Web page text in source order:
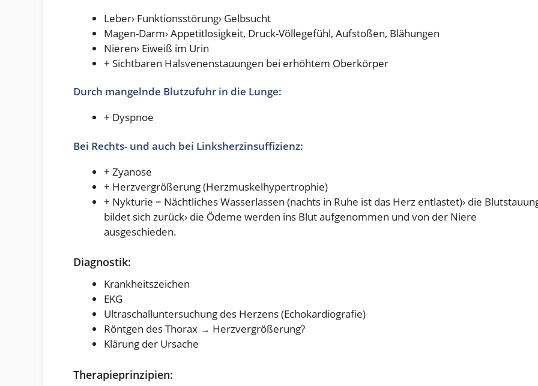
Leber› Funktionsstörung› Gelbsucht
Magen-Darm› Appetitlosigkeit, Druck-Völlegefühl, Aufstoßen, Blähungen
Nieren› Eiweiß im Urin
+ Sichtbaren Halsvenenstauungen bei erhöhtem Oberkörper
Durch mangelnde Blutzufuhr in die Lunge:
+ Dyspnoe
Bei Rechts- und auch bei Linksherzinsuffizienz:
+ Zyanose
+ Herzvergrößerung (Herzmuskelhypertrophie)
+ Nykturie = Nächtliches Wasserlassen (nachts in Ruhe ist das Herz entlastet)› die
bildet sich zurück› die Ödeme werden ins Blut aufgenommen und von der Niere
ausgeschieden.
Diagnostik:
Krankheitszeichen
EKG
Ultraschalluntersuchung des Herzens (Echokardiografie)
Röntgen des Thorax → Herzvergrößerung?
Klärung der Ursache
Therapieprinzipien: